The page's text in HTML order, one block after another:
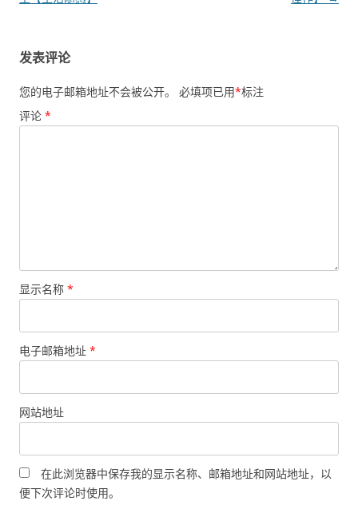
发表评论
您的电子邮箱地址不会被公开。 必填项已用*标注
评论 *
显示名称 *
电子邮箱地址 *
网站地址
在此浏览器中保存我的显示名称、邮箱地址和网站地址，以
便下次评论时使用。